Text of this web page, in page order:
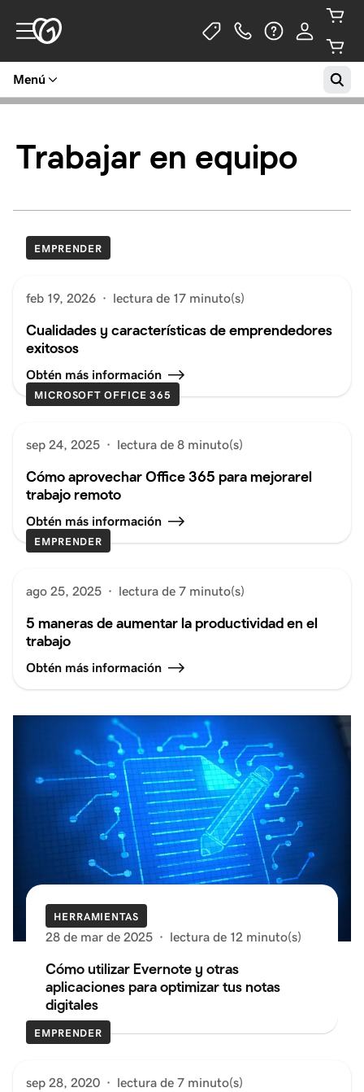
Menú
Trabajar en equipo
EMPRENDER
feb 19, 2026 · lectura de 17 minuto(s)
Cualidades y características de emprendedores
exitosos
Obtén más información
MICROSOFT OFFICE 365
sep 24, 2025 · lectura de 8 minuto(s)
Cómo aprovechar Office 365 para mejorarel
trabajo remoto
Obtén más información
EMPRENDER
ago 25, 2025 · lectura de 7 minuto(s)
5 maneras de aumentar la productividad en el
trabajo
Obtén más información
HERRAMIENTAS
28 de mar de 2025 · lectura de 12 minuto(s)
Cómo utilizar Evernote y otras
aplicaciones para optimizar tus notas
digitales
EMPRENDER
sep 28, 2020 · lectura de 7 minuto(s)